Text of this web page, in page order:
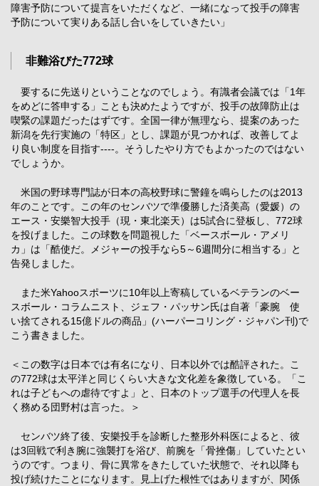
障害予防について提言をいただくなど、一緒になって投手の障害
予防について実りある話し合いをしていきたい」
非難浴びた772球
要するに先送りということなのでしょう。有識者会議では「1年
をめどに答申する」ことも決めたようですが、投手の故障防止は
喫緊の課題だったはずです。全国一律が無理なら、提案のあった
新潟を先行実施の「特区」とし、課題が見つかれば、改善してよ
り良い制度を目指す----。そうしたやり方でもよかったのではない
でしょうか。
米国の野球専門誌が日本の高校野球に警鐘を鳴らしたのは2013
年のことです。この年のセンバツで準優勝した済美高（愛媛）の
エース・安樂智大投手（現・東北楽天）は5試合に登板し、772球
を投げました。この球数を問題視した「ベースボール・アメリ
カ」は「酷使だ。メジャーの投手なら5～6週間分に相当する」と
告発しました。
また米Yahooスポーツに10年以上寄稿しているベテランのベー
スボール・コラムニスト、ジェフ・パッサン氏は自著「豪腕 使
い捨てされる15億ドルの商品」(ハーパーコリング・ジャパン刊)で
こう書きました。
＜この数字は日本では有名になり、日本以外では酷評された。こ
の772球は太平洋と同じくらい大きな文化差を象徴している。「こ
れは子どもへの虐待ですよ」と、日本のトップ選手の代理人を長
く務める団野村は言った。＞
センバツ終了後、安樂投手を診断した整形外科医によると、彼
は3回戦で利き腕に強襲打を浴び、前腕を「骨挫傷」していたとい
うのです。つまり、骨に異常をきたしていた状態で、それ以降も
投げ続けたことになります。見上げた根性ではありますが、関係